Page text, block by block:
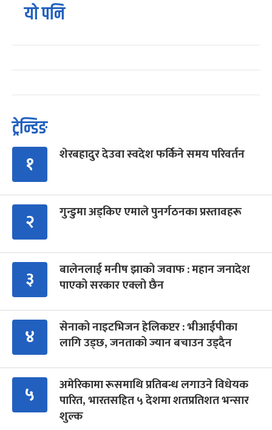
यो पनि
ट्रेन्डिङ
१ शेरबहादुर देउवा स्वदेश फर्किने समय परिवर्तन
२ गुन्डुमा अड्किए एमाले पुनर्गठनका प्रस्तावहरू
३
बालेनलाई मनीष झाको जवाफ : महान जनादेश
पाएको सरकार एक्लो छैन
४
सेनाको नाइटभिजन हेलिकप्टर : भीआईपीका
लागि उड्छ, जनताको ज्यान बचाउन उड्दैन
५
अमेरिकामा रूसमाथि प्रतिबन्ध लगाउने विधेयक
पारित, भारतसहित ५ देशमा शतप्रतिशत भन्सार
शुल्क